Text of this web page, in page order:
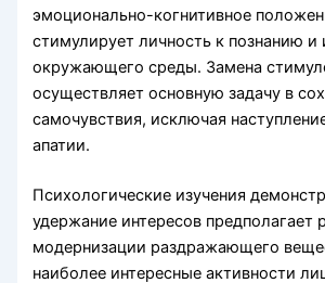
эмоционально-когнитивное
стимулирует личность к познанию и
окружающего среды. Замена
осуществляет основную задачу в
самочувствия, исключая
апатии.
Психологические изучения
удержание интересов предполагает
модернизации раздражающего
наиболее интересные активности